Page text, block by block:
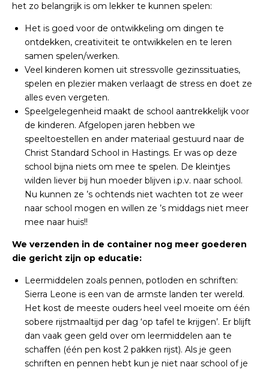
het zo belangrijk is om lekker te kunnen spelen:
Het is goed voor de ontwikkeling om dingen te
ontdekken, creativiteit te ontwikkelen en te leren
samen spelen/werken.
Veel kinderen komen uit stressvolle gezinssituaties,
spelen en plezier maken verlaagt de stress en doet ze
alles even vergeten.
Speelgelegenheid maakt de school aantrekkelijk voor
de kinderen. Afgelopen jaren hebben we
speeltoestellen en ander materiaal gestuurd naar de
Christ Standard School in Hastings. Er was op deze
school bijna niets om mee te spelen. De kleintjes
wilden liever bij hun moeder blijven i.p.v. naar school.
Nu kunnen ze ’s ochtends niet wachten tot ze weer
naar school mogen en willen ze ’s middags niet meer
mee naar huis!!
We verzenden in de container nog meer goederen
die gericht zijn op educatie:
Leermiddelen zoals pennen, potloden en schriften:
Sierra Leone is een van de armste landen ter wereld.
Het kost de meeste ouders heel veel moeite om één
sobere rijstmaaltijd per dag ‘op tafel te krijgen’. Er blijft
dan vaak geen geld over om leermiddelen aan te
schaffen (één pen kost 2 pakken rijst). Als je geen
schriften en pennen hebt kun je niet naar school of je